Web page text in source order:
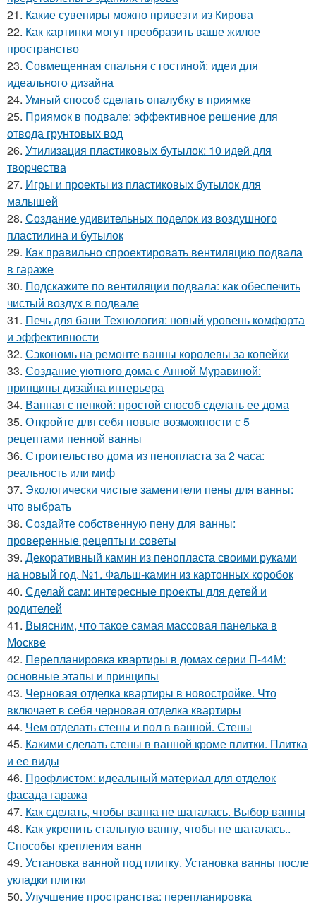
21. Какие сувениры можно привезти из Кирова
22. Как картинки могут преобразить ваше жилое
пространство
23. Совмещенная спальня с гостиной: идеи для
идеального дизайна
24. Умный способ сделать опалубку в приямке
25. Приямок в подвале: эффективное решение для
отвода грунтовых вод
26. Утилизация пластиковых бутылок: 10 идей для
творчества
27. Игры и проекты из пластиковых бутылок для
малышей
28. Создание удивительных поделок из воздушного
пластилина и бутылок
29. Как правильно спроектировать вентиляцию подвала
в гараже
30. Подскажите по вентиляции подвала: как обеспечить
чистый воздух в подвале
31. Печь для бани Технология: новый уровень комфорта
и эффективности
32. Сэкономь на ремонте ванны королевы за копейки
33. Создание уютного дома с Анной Муравиной:
принципы дизайна интерьера
34. Ванная с пенкой: простой способ сделать ее дома
35. Откройте для себя новые возможности с 5
рецептами пенной ванны
36. Строительство дома из пенопласта за 2 часа:
реальность или миф
37. Экологически чистые заменители пены для ванны:
что выбрать
38. Создайте собственную пену для ванны:
проверенные рецепты и советы
39. Декоративный камин из пенопласта своими руками
на новый год. №1. Фальш-камин из картонных коробок
40. Сделай сам: интересные проекты для детей и
родителей
41. Выясним, что такое самая массовая панелька в
Москве
42. Перепланировка квартиры в домах серии П-44М:
основные этапы и принципы
43. Черновая отделка квартиры в новостройке. Что
включает в себя черновая отделка квартиры
44. Чем отделать стены и пол в ванной. Стены
45. Какими сделать стены в ванной кроме плитки. Плитка
и ее виды
46. Профлистом: идеальный материал для отделок
фасада гаража
47. Как сделать, чтобы ванна не шаталась. Выбор ванны
48. Как укрепить стальную ванну, чтобы не шаталась..
Способы крепления ванн
49. Установка ванной под плитку. Установка ванны после
укладки плитки
50. Улучшение пространства: перепланировка